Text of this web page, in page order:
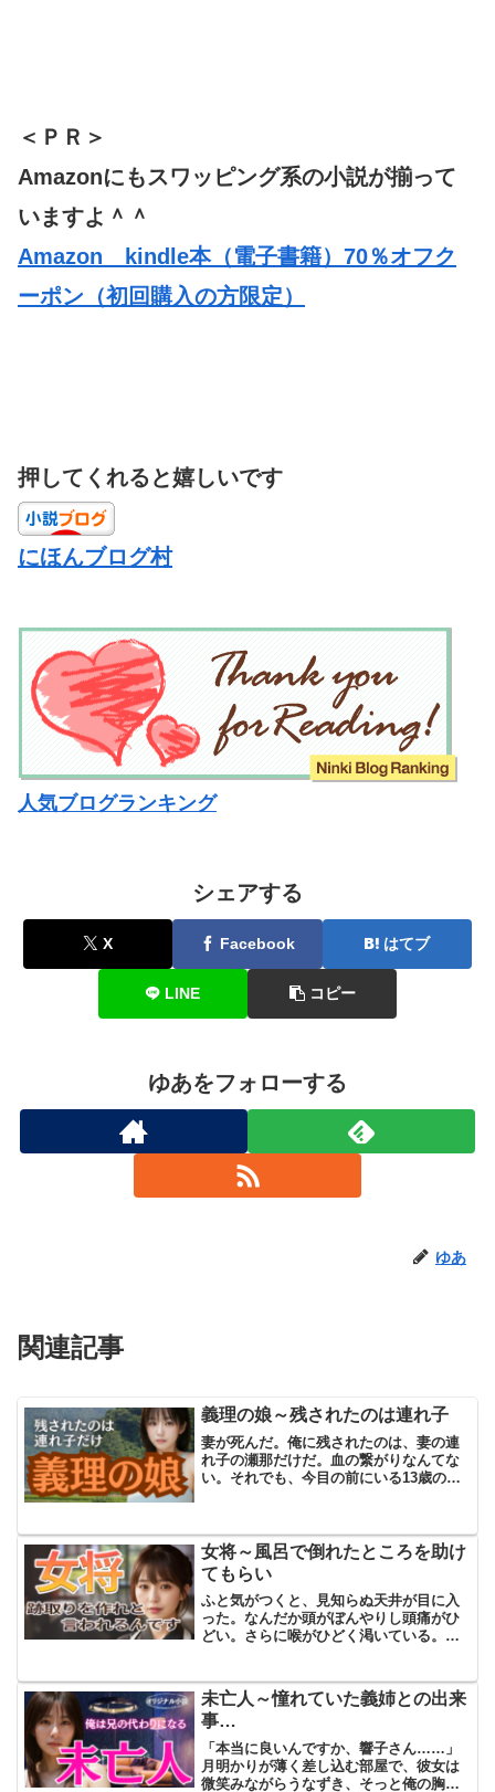
＜ＰＲ＞
Amazonにもスワッピング系の小説が揃って
いますよ＾＾
Amazon kindle本（電子書籍）70％オフク
ーポン（初回購入の方限定）
押してくれると嬉しいです
にほんブログ村
人気ブログランキング
シェアする
X Facebook はてブ
LINE コピー
ゆあをフォローする
ゆあ
関連記事
義理の娘～残されたのは連れ子
妻が死んだ。俺に残されたのは、妻の連
れ子の瀬那だけだ。血の繋がりなんてな
い。それでも、今目の前にいる13歳の少
ればいいのか、どこを向...
女将～風呂で倒れたところを助け
てもらい
ふと気がつくと、見知らぬ天井が目に入
った。なんだか頭がぼんやりし頭痛がひ
どい。さらに喉がひどく渇いている。布
「大丈夫ですか？」女性の声に驚いて顔
を上げると、そこには旅館の...
未亡人～憧れていた義姉との出来
事…
「本当に良いんですか、響子さん……」
月明かりが薄く差し込む部屋で、彼女は
微笑みながらうなずき、そっと俺の胸に